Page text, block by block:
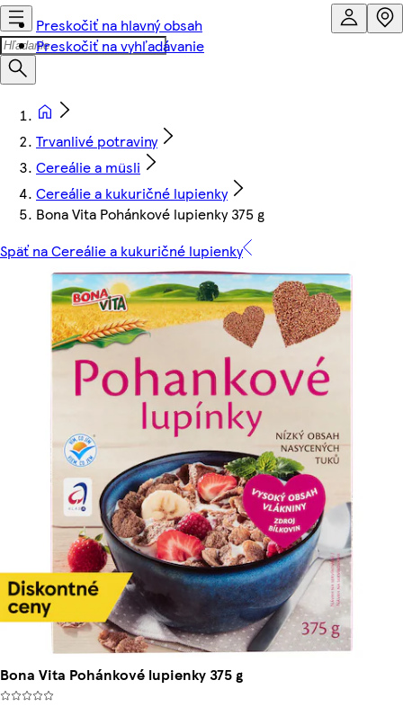
Preskočiť na hlavný obsah
Preskočiť na vyhľadávanie
Trvanlivé potraviny
Cereálie a müsli
Cereálie a kukuričné lupienky
Bona Vita Pohánkové lupienky 375 g
Späť na Cereálie a kukuričné lupienky
Bona Vita Pohánkové lupienky 375 g